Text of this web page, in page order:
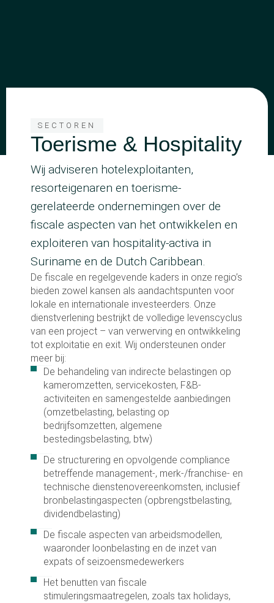
SECTOREN
Toerisme & Hospitality
Wij adviseren hotelexploitanten,
resorteigenaren en toerisme-
gerelateerde ondernemingen over de
fiscale aspecten van het ontwikkelen en
exploiteren van hospitality-activa in
Suriname en de Dutch Caribbean.
De fiscale en regelgevende kaders in onze regio’s
bieden zowel kansen als aandachtspunten voor
lokale en internationale investeerders. Onze
dienstverlening bestrijkt de volledige levenscyclus
van een project – van verwerving en ontwikkeling
tot exploitatie en exit. Wij ondersteunen onder
meer bij:
De behandeling van indirecte belastingen op
kameromzetten, servicekosten, F&B-
activiteiten en samengestelde aanbiedingen
(omzetbelasting, belasting op
bedrijfsomzetten, algemene
bestedingsbelasting, btw)
De structurering en opvolgende compliance
betreffende management-, merk-/franchise- en
technische dienstenovereenkomsten, inclusief
bronbelastingaspecten (opbrengstbelasting,
dividendbelasting)
De fiscale aspecten van arbeidsmodellen,
waaronder loonbelasting en de inzet van
expats of seizoensmedewerkers
Het benutten van fiscale
stimuleringsmaatregelen, zoals tax holidays,